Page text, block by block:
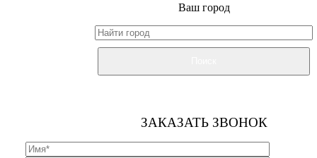
Ваш город
ЗАКАЗАТЬ ЗВОНОК